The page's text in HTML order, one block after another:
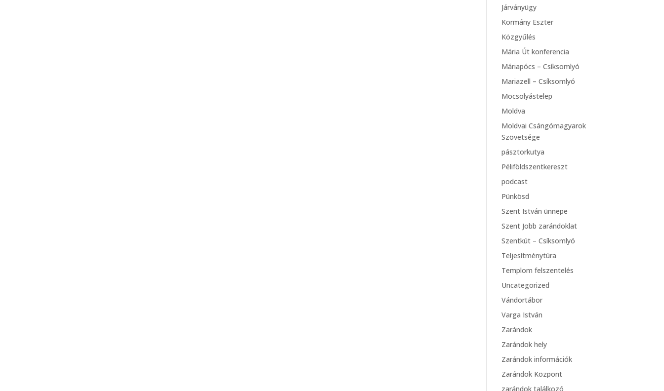
Járványügy
Kormány Eszter
Közgyűlés
Mária Út konferencia
Máriapócs – Csíksomlyó
Mariazell – Csíksomlyó
Mocsolyástelep
Moldva
Moldvai Csángómagyarok
Szövetsége
pásztorkutya
Péliföldszentkereszt
podcast
Pünkösd
Szent István ünnepe
Szent Jobb zarándoklat
Szentkút – Csíksomlyó
Teljesítménytúra
Templom felszentelés
Uncategorized
Vándortábor
Varga István
Zarándok
Zarándok hely
Zarándok információk
Zarándok Központ
zarándok találkozó